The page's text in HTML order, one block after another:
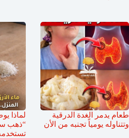
طعام يدمر الغدة الدرقية
وتتناوله يومياً تجنبه من الأن
لماذا
“ذهب